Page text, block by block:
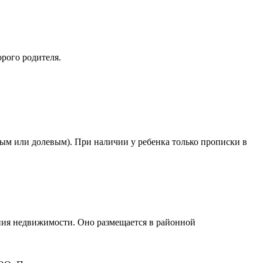
родителя.
или долевым). При наличии у ребенка только прописки в
недвижимости. Оно размещается в районной